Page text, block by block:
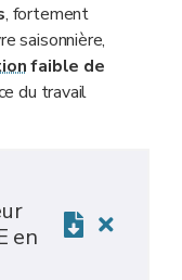
, fortement
saisonnière,
faible de
du travail
en